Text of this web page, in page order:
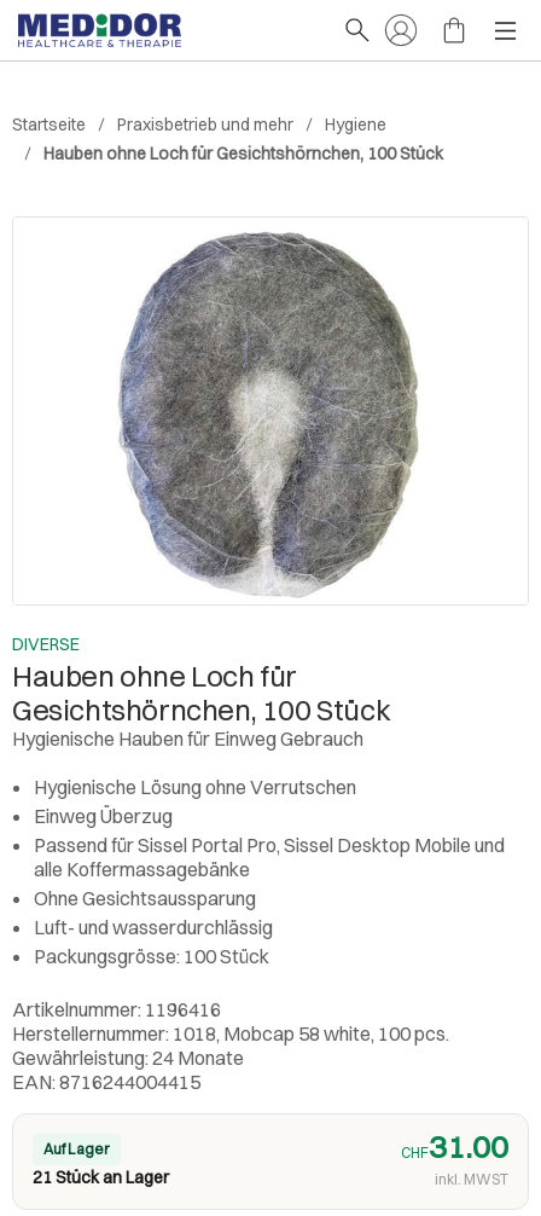
Startseite Praxisbetrieb und mehr
Hygiene
Hauben ohne Loch für Gesichtshörnchen, 100 Stück
DIVERSE
Hauben ohne Loch für
Gesichtshörnchen, 100 Stück
Hygienische Hauben für Einweg Gebrauch
Hygienische Lösung ohne Verrutschen
Einweg Überzug
Passend für Sissel Portal Pro, Sissel Desktop Mobile und
alle Koffermassagebänke
Ohne Gesichtsaussparung
Luft- und wasserdurchlässig
Packungsgrösse: 100 Stück
Artikelnummer: 1196416
Herstellernummer: 1018, Mobcap 58 white, 100 pcs.
Gewährleistung: 24 Monate
EAN: 8716244004415
Auf Lager
21 Stück an Lager
CHF31.00
inkl. MWST